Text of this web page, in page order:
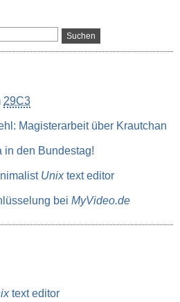
29C3
Magisterarbeit über Krautchan
in den Bundestag!
Unixtext editor
bei MyVideo.de
text editor